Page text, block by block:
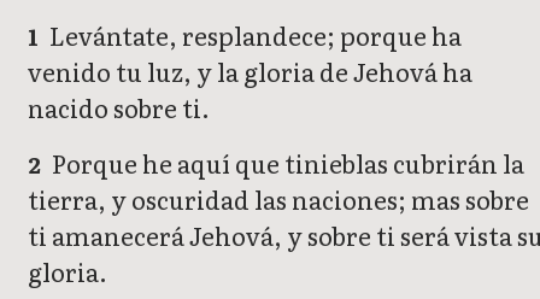
1 Levántate, resplandece; porque ha
venido tu luz, y la gloria de Jehová ha
nacido sobre ti.
2 Porque he aquí que tinieblas cubrirán la
tierra, y oscuridad las naciones; mas sobre
ti amanecerá Jehová, y sobre ti será vista
gloria.